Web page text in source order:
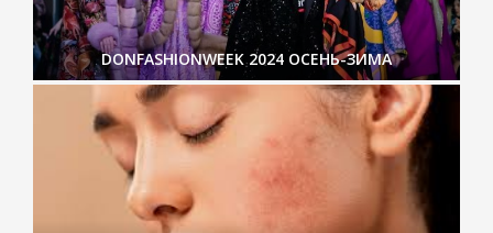
DONFASHIONWEEK 2024 ОСЕНЬ-ЗИМА